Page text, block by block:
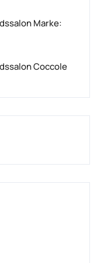
Marke:
Coccole